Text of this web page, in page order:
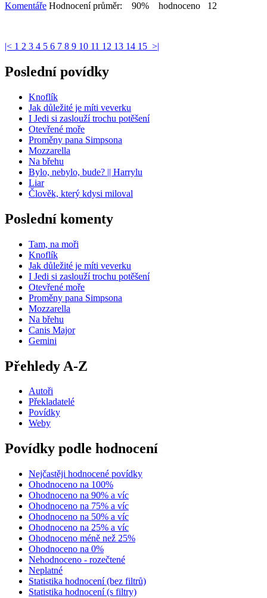
Komentáře Hodnocení průměr: 90% hodnoceno 12
|< 1 2 3 4 5 6 7 8 9 10 11 12 13 14 15 >|
Poslední povídky
Knoflík
Jak důležité je míti veverku
I Jedi si zaslouží trochu potěšení
Otevřené moře
Proměny pana Simpsona
Mozzarella
Na břehu
Bylo, nebylo, bude? || Harrylu
Liar
Člověk, který kdysi miloval
Poslední komenty
Tam, na moři
Knoflík
Jak důležité je míti veverku
I Jedi si zaslouží trochu potěšení
Otevřené moře
Proměny pana Simpsona
Mozzarella
Na břehu
Canis Major
Gemini
Přehledy A-Z
Autoři
Překladatelé
Povídky
Weby
Povídky podle hodnocení
Nejčastěji hodnocené povídky
Ohodnoceno na 100%
Ohodnoceno na 90% a víc
Ohodnoceno na 75% a víc
Ohodnoceno na 50% a víc
Ohodnoceno na 25% a víc
Ohodnoceno méně než 25%
Ohodnoceno na 0%
Nehodnoceno - rozečtené
Neplatné
Statistika hodnocení (bez filtrů)
Statistika hodnocení (s filtry)